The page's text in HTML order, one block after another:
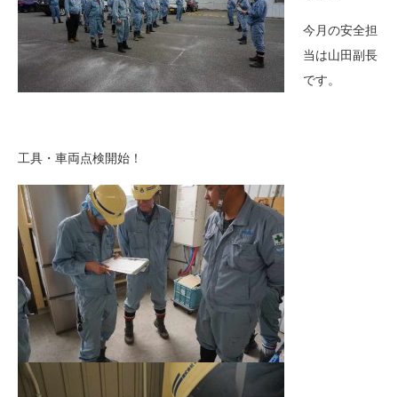
今月の安全担
当は山田副長
です。
工具・車両点検開始！